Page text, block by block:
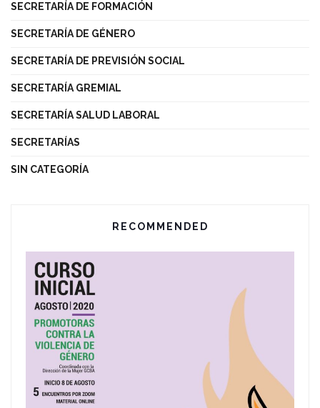
SECRETARÍA DE FORMACIÓN
SECRETARÍA DE GÉNERO
SECRETARÍA DE PREVISIÓN SOCIAL
SECRETARÍA GREMIAL
SECRETARÍA SALUD LABORAL
SECRETARÍAS
SIN CATEGORÍA
RECOMMENDED